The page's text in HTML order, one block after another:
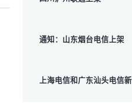
通知：山东烟台电信上架